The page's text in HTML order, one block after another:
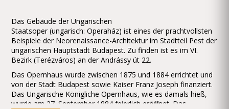
Das Gebäude der Ungarischen
Staatsoper (ungarisch: Operaház) ist eines der prachtvollsten
Beispiele der Neorenaissance-Architektur im Stadtteil Pest der
ungarischen Hauptstadt Budapest. Zu finden ist es im VI.
Bezirk (Terézváros) an der Andrássy út 22.
Das Opernhaus wurde zwischen 1875 und 1884 errichtet und
von der Stadt Budapest sowie Kaiser Franz Joseph finanziert.
Das Ungarische Königliche Opernhaus, wie es damals hieß,
wurde am 27. September 1884 feierlich eröffnet. Das